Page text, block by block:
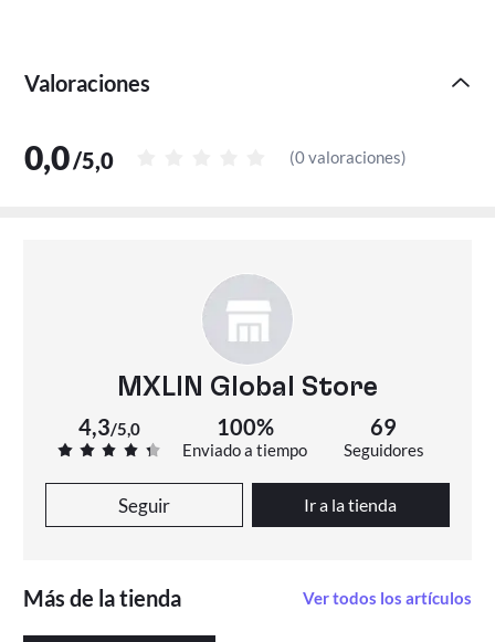
Valoraciones
0,0/5,0 (0 valoraciones)
MXLIN Global Store
4,3/5,0 100%
Enviado a tiempo
69
Seguidores
Seguir Ir a la tienda
Más de la tienda Ver todos los artículos